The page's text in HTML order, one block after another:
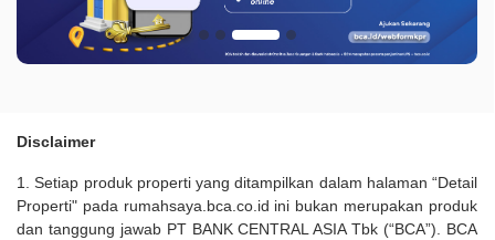
Disclaimer
1. Setiap produk properti yang ditampilkan dalam halaman “Detail
Properti" pada rumahsaya.bca.co.id ini bukan merupakan produk
dan tanggung jawab PT BANK CENTRAL ASIA Tbk (“BCA”). BCA